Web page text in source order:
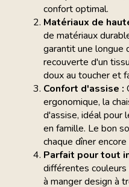
confort optimal.
Matériaux de
de matériaux
garantit une longue
recouverte d'un
doux au toucher et
Confort d'assise :
ergonomique, la
d'assise, idéal pour
en famille. Le bon
chaque dîner
Parfait pour tout
différentes
à manger design à